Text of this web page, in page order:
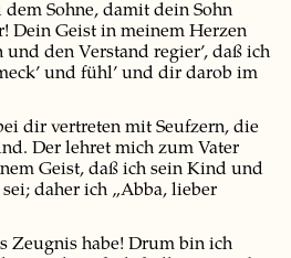
Sohne, damit dein Sohn
Dein Geist in meinem Herzen
den Verstand regier’, daß ich
und fühl’ und dir darob im
dir vertreten mit Seufzern, die
Der lehret mich zum Vater
Geist, daß ich sein Kind und
daher ich „Abba, lieber
Zeugnis habe! Drum bin ich